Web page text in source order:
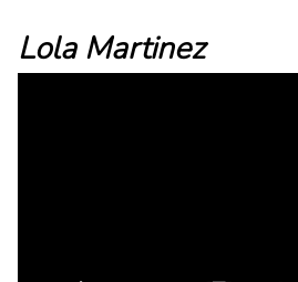
Lola Martinez